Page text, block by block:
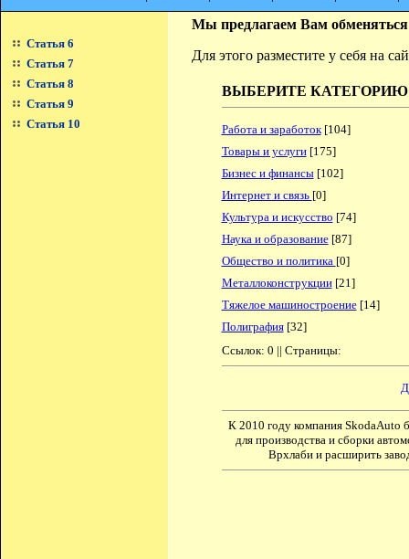
Статья 6
Статья 7
Статья 8
Статья 9
Статья 10
Мы предлагаем Вам
Для этого разместите у себя на
ВЫБЕРИТЕ КАТЕГОРИЮ
Работа и заработок[104]
Товары и услуги[175]
Бизнес и финансы[102]
Интернет и связь [0]
Культура и искусство [74]
Наука и образование[87]
Общество и политика [0]
Металлоконструкции[21]
Тяжелое машиностроение[14]
Полиграфия[32]
Ссылок: 0 || Страницы:
К 2010 году компания SkodaAuto
для производства и сборки
Врхлаби и расширить